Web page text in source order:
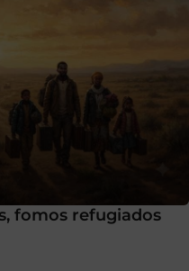
fomos refugiados